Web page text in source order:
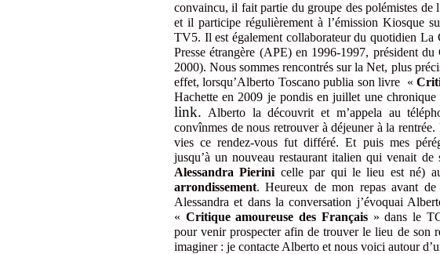
convaincu, il fait partie du groupe des polémistes de
et il participe régulièrement à l’émission Kiosque
TV5. Il est également collaborateur du quotidien La
Presse étrangère (APE) en 1996-1997, président
2000). Nous sommes rencontrés sur la Net, plus
effet, lorsqu’Alberto Toscano publia son livre «
Hachette en 2009 je pondis en juillet une
link. Alberto la découvrit et m’appela au
convînmes de nous retrouver à déjeuner à la
vies ce rendez-vous fut différé. Et puis mes
jusqu’à un nouveau restaurant italien qui venait de
Alessandra Pierini celle par qui le lieu est né)
arrondissement. Heureux de mon repas avant
Alessandra et dans la conversation j’évoquai
« Critique amoureuse des Français » dans le
pour venir prospecter afin de trouver le lieu de son
imaginer : je contacte Alberto et nous voici autour